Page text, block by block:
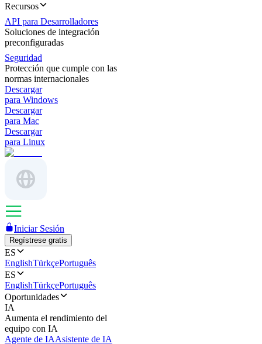
Recursos
API para Desarrolladores
Soluciones de integración
preconfiguradas
Seguridad
Protección que cumple con las
normas internacionales
Descargar
para Windows
Descargar
para Mac
Descargar
para Linux
Iniciar Sesión
Regístrese gratis
ES
EnglishTürkçePortuguês
ES
EnglishTürkçePortuguês
Oportunidades
IA
Aumenta el rendimiento del
equipo con IA
Agente de IAAsistente de IA